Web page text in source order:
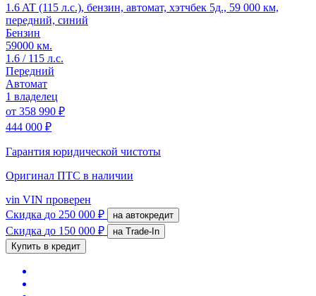
1.6 AT (115 л.с.), бензин, автомат, хэтчбек 5д., 59 000 км,
передний, синий
Бензин
59000 км.
1.6 / 115 л.с.
Передний
Автомат
1 владелец
от 358 990 ₽
444 000 ₽
Гарантия юридической чистоты
Оригинал ПТС в наличии
vin VIN проверен
Скидка до 250 000 ₽ на автокредит
Скидка до 150 000 ₽
на Trade-In
Купить в кредит